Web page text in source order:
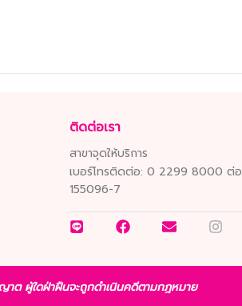
ติดต่อเรา
สาขาจุดให้บริการ
เบอร์โทรติดต่อ: 0 2299 8000 ต่อ
155096-7
ต ผู้ใดฝ่าฝืนจะถูกดำเนินคดีตามกฎหมาย